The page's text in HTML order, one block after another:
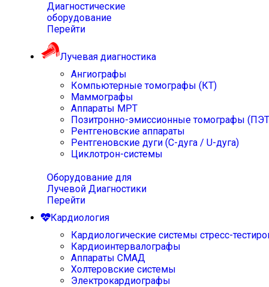
Диагностические
оборудование
Перейти
Лучевая диагностика
Ангиографы
Компьютерные томографы (КТ)
Маммографы
Аппараты МРТ
Позитронно-эмиссионные томографы
Рентгеновские аппараты
Рентгеновские дуги (С-дуга / U-дуга)
Циклотрон-системы
Оборудование для
Лучевой Диагностики
Перейти
Кардиология
Кардиологические системы стресс-
Кардиоинтервалографы
Аппараты СМАД
Холтеровские системы
Электрокардиографы